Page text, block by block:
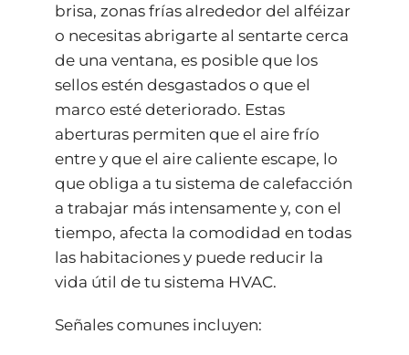
brisa, zonas frías alrededor del alféizar
o necesitas abrigarte al sentarte cerca
de una ventana, es posible que los
sellos estén desgastados o que el
marco esté deteriorado. Estas
aberturas permiten que el aire frío
entre y que el aire caliente escape, lo
que obliga a tu sistema de calefacción
a trabajar más intensamente y, con el
tiempo, afecta la comodidad en todas
las habitaciones y puede reducir la
vida útil de tu sistema HVAC.
Señales comunes incluyen: